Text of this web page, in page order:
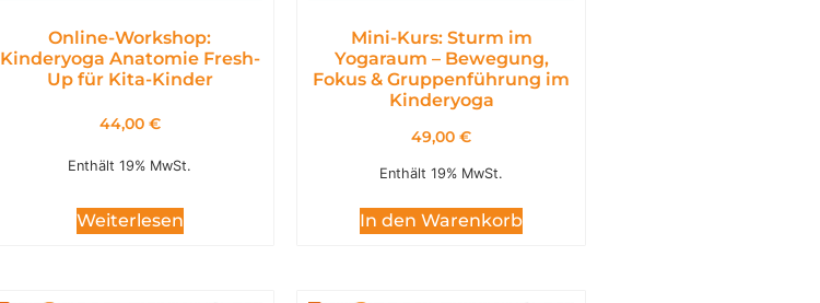
Online-Workshop:
Kinderyoga Anatomie Fresh-
Up für Kita-Kinder
44,00 €
Enthält 19% MwSt.
Weiterlesen
Mini-Kurs: Sturm im
Yogaraum – Bewegung,
Fokus & Gruppenführung im
Kinderyoga
49,00 €
Enthält 19% MwSt.
In den Warenkorb